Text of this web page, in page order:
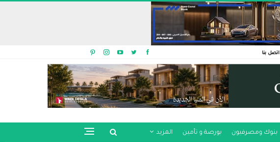
اتصل بنا
بنوك ومصرفيون بورصة و تأمين المزيد